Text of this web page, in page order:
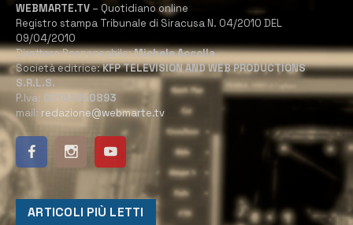
WEBMARTE.TV – Quotidiano online
Registro stampa Tribunale di Siracusa N. 04/2010 DEL
09/04/2010
Direttore Responsabile:Michele Accolla
Società editrice:KFP TELEVISION AND WEB PRODUCTIONS
S.R.L.S.
P.Iva: 02184950893
mail: redazione@webmarte.tv
ARTICOLI PIÙ LETTI